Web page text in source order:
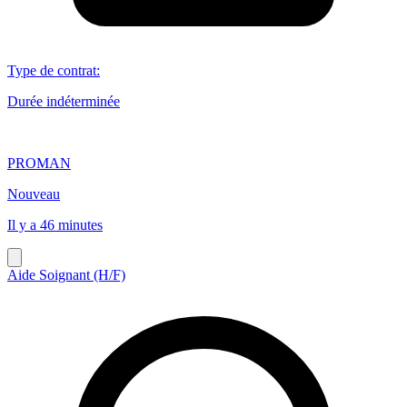
Type de contrat:
Durée indéterminée
PROMAN
Nouveau
Il y a 46 minutes
Aide Soignant (H/F)